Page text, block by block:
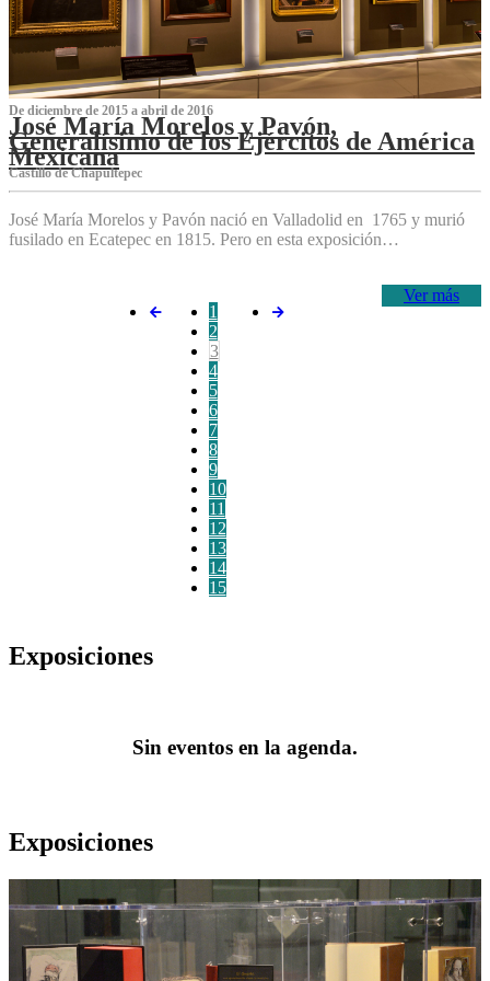
De diciembre de 2015 a abril de 2016
José María Morelos y Pavón,
Generalísimo de los Ejércitos de América
Mexicana
C‌astillo de Chapultepec
José María Morelos y Pavón nació en Valladolid en 1765 y murió
fusilado en Ecatepec en 1815. Pero en esta exposición…
Ver más
1
2
3
4
5
6
7
8
9
10
11
12
13
14
15
Exposiciones
Sin eventos en la agenda.
Exposiciones